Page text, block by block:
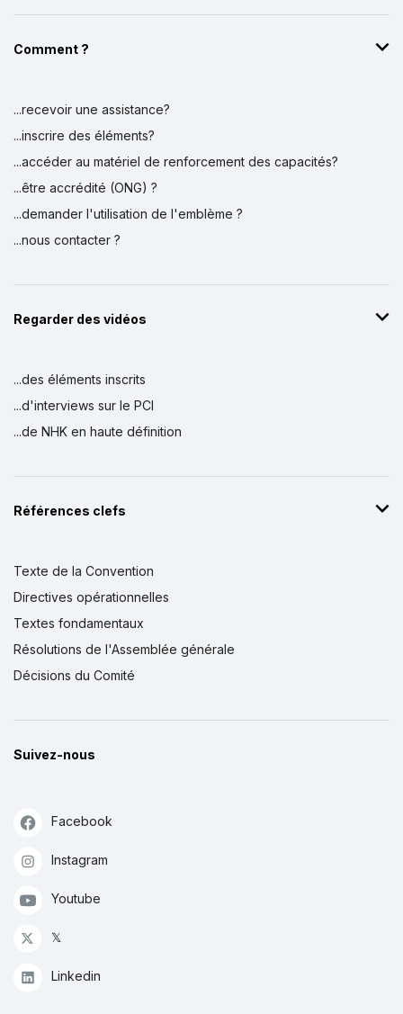
Comment ?
...recevoir une assistance?
...inscrire des éléments?
...accéder au matériel de renforcement des capacités?
...être accrédité (ONG) ?
...demander l'utilisation de l'emblème ?
...nous contacter ?
Regarder des vidéos
...des éléments inscrits
...d'interviews sur le PCI
...de NHK en haute définition
Références clefs
Texte de la Convention
Directives opérationnelles
Textes fondamentaux
Résolutions de l'Assemblée générale
Décisions du Comité
Suivez-nous
Facebook
Instagram
Youtube
𝕏
Linkedin